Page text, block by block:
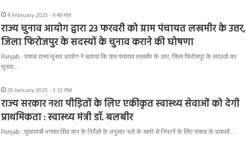
4 February 2025 - 9:49 PM
राज्य चुनाव आयोग द्वारा 23 फरवरी को ग्राम पंचायत लखमीर के उत्तर,
जिला फिरोजपुर के सदस्यों के चुनाव कराने की घोषणा
Punjab : पंजाब राज्य चुनाव आयोग ने बताया कि ग्राम पंचायत लखमीर के उत्तर, जिला फिरोजपुर के सदस्यों का
चुनाव…
29 January 2025 - 2:32 PM
राज्य सरकार नशा पीड़ितों के लिए एकीकृत स्वास्थ्य सेवाओं को देगी
प्राथमिकता : स्वास्थ्य मंत्री डॉ. बलबीर
Punjab : मुख्यमंत्री भगवंत सिंह मान के निर्देशों के अनुसार नशों के खतरे से निपटने के लिए पंजाब के प्रयासों…